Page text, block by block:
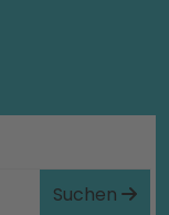
Suchen